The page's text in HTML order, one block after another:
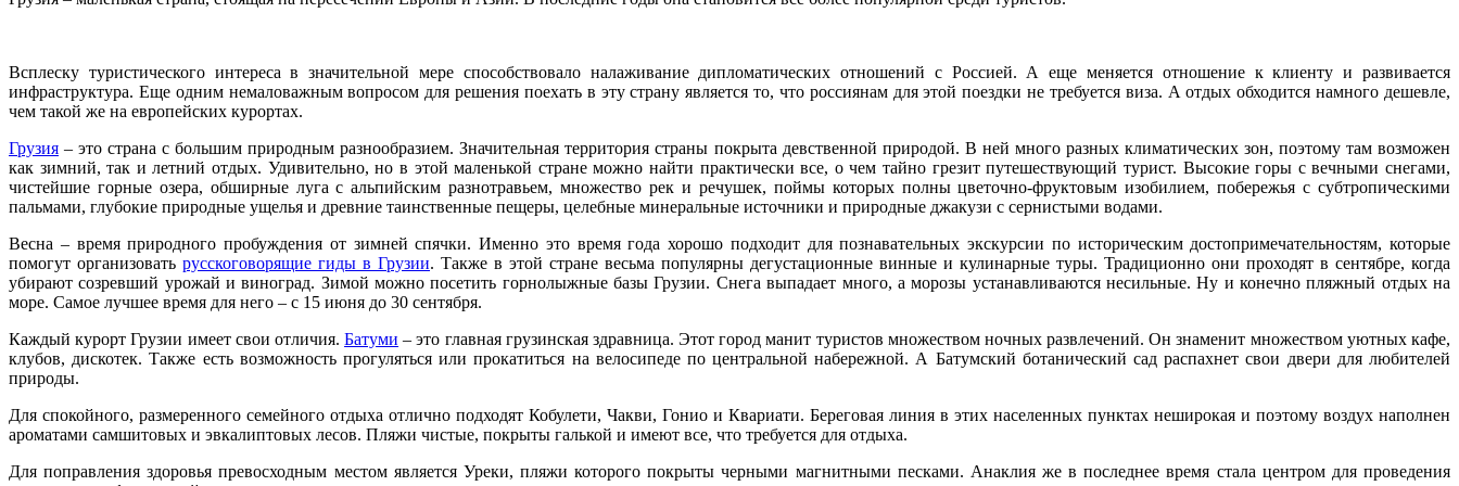
Всплеску туристического интереса в значительной мере способствовало налаживание дипломатических отношений с Россией. А еще меняется отношение к клиенту и развивается
инфраструктура. Еще одним немаловажным вопросом для решения поехать в эту страну является то, что россиянам для этой поездки не требуется виза. А отдых обходится намного дешевле,
чем такой же на европейских курортах.
Грузия – это страна с большим природным разнообразием. Значительная территория страны покрыта девственной природой. В ней много разных климатических зон, поэтому там возможен
как зимний, так и летний отдых. Удивительно, но в этой маленькой стране можно найти практически все, о чем тайно грезит путешествующий турист. Высокие горы с вечными снегами,
чистейшие горные озера, обширные луга с альпийским разнотравьем, множество рек и речушек, поймы которых полны цветочно-фруктовым изобилием, побережья с субтропическими
пальмами, глубокие природные ущелья и древние таинственные пещеры, целебные минеральные источники и природные джакузи с сернистыми водами.
Весна – время природного пробуждения от зимней спячки. Именно это время года хорошо подходит для познавательных экскурсии по историческим достопримечательностям, которые
помогут организовать русскоговорящие гиды в Грузии. Также в этой стране весьма популярны дегустационные винные и кулинарные туры. Традиционно они проходят в сентябре, когда
убирают созревший урожай и виноград. Зимой можно посетить горнолыжные базы Грузии. Снега выпадает много, а морозы устанавливаются несильные. Ну и конечно пляжный отдых на
море. Самое лучшее время для него – с 15 июня до 30 сентября.
Каждый курорт Грузии имеет свои отличия.Батуми – это главная грузинская здравница. Этот город манит туристов множеством ночных развлечений. Он знаменит множеством уютных кафе,
клубов, дискотек. Также есть возможность прогуляться или прокатиться на велосипеде по центральной набережной. А Батумский ботанический сад распахнет свои двери для любителей
природы.
Для спокойного, размеренного семейного отдыха отлично подходят Кобулети, Чакви, Гонио и Квариати. Береговая линия в этих населенных пунктах неширокая и поэтому воздух наполнен
ароматами самшитовых и эвкалиптовых лесов. Пляжи чистые, покрыты галькой и имеют все, что требуется для отдыха.
Для поправления здоровья превосходным местом является Уреки, пляжи которого покрыты черными магнитными песками. Анаклия же в последнее время стала центром для проведения